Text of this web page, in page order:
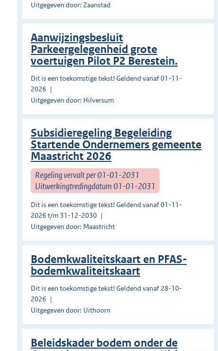
Uitgegeven door: Zaanstad
Aanwijzingsbesluit
Parkeergelegenheid grote
voertuigen Pilot P2 Berestein.
Dit is een toekomstige tekst! Geldend vanaf 01-11-
2026
Uitgegeven door: Hilversum
Subsidieregeling Begeleiding
Startende Ondernemers gemeente
Maastricht 2026
Regeling vervalt per 01-01-2031
Uitwerkingtredingdatum 01-01-2031
Dit is een toekomstige tekst! Geldend vanaf 01-11-
2026 t/m 31-12-2030
Uitgegeven door: Maastricht
Bodemkwaliteitskaart en PFAS-
bodemkwaliteitskaart
Dit is een toekomstige tekst! Geldend vanaf 28-10-
2026
Uitgegeven door: Uithoorn
Beleidskader bodem onder de